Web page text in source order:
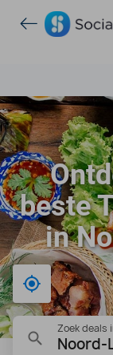
beste
in
Bij mij in
Zoek deals
Noord-